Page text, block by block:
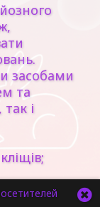
засобами
та
і